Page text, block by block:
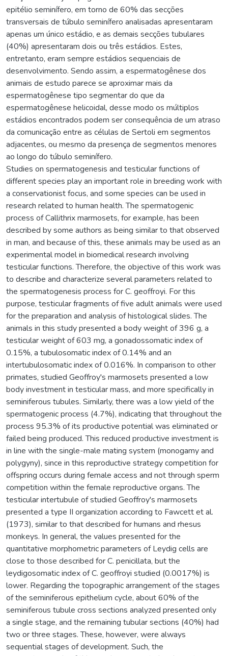
epitélio seminífero, em torno de 60% das secções
transversais de túbulo seminífero analisadas apresentaram
apenas um único estádio, e as demais secções tubulares
(40%) apresentaram dois ou três estádios. Estes,
entretanto, eram sempre estádios sequenciais de
desenvolvimento. Sendo assim, a espermatogênese dos
animais de estudo parece se aproximar mais da
espermatogênese tipo segmentar do que da
espermatogênese helicoidal, desse modo os múltiplos
estádios encontrados podem ser consequência de um atraso
da comunicação entre as células de Sertoli em segmentos
adjacentes, ou mesmo da presença de segmentos menores
ao longo do túbulo seminífero.
Studies on spermatogenesis and testicular functions of
different species play an important role in breeding work with
a conservationist focus, and some species can be used in
research related to human health. The spermatogenic
process of Callithrix marmosets, for example, has been
described by some authors as being similar to that observed
in man, and because of this, these animals may be used as an
experimental model in biomedical research involving
testicular functions. Therefore, the objective of this work was
to describe and characterize several parameters related to
the spermatogenesis process for C. geoffroyi. For this
purpose, testicular fragments of five adult animals were used
for the preparation and analysis of histological slides. The
animals in this study presented a body weight of 396 g, a
testicular weight of 603 mg, a gonadossomatic index of
0.15%, a tubulosomatic index of 0.14% and an
intertubulosomatic index of 0.016%. In comparison to other
primates, studied Geoffroy's marmosets presented a low
body investment in testicular mass, and more specifically in
seminiferous tubules. Similarly, there was a low yield of the
spermatogenic process (4.7%), indicating that throughout the
process 95.3% of its productive potential was eliminated or
failed being produced. This reduced productive investment is
in line with the single-male mating system (monogamy and
polygyny), since in this reproductive strategy competition for
offspring occurs during female access and not through sperm
competition within the female reproductive organs. The
testicular intertubule of studied Geoffroy's marmosets
presented a type II organization according to Fawcett et al.
(1973), similar to that described for humans and rhesus
monkeys. In general, the values presented for the
quantitative morphometric parameters of Leydig cells are
close to those described for C. penicillata, but the
leydigosomatic index of C. geoffroyi studied (0.0017%) is
lower. Regarding the topographic arrangement of the stages
of the seminiferous epithelium cycle, about 60% of the
seminiferous tubule cross sections analyzed presented only
a single stage, and the remaining tubular sections (40%) had
two or three stages. These, however, were always
sequential stages of development. Such, the